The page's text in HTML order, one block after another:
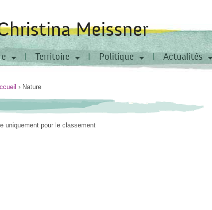
Meissner
Territoire Politique Actualités
› Nature
uniquement pour le classement